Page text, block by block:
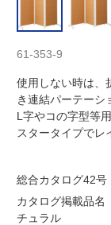
61-353-9
使用しない時は、
き連結パーテーシ
L字やコの字型等
スタータイプでレ
総合カタログ42号
カタログ掲載品名
チュラル